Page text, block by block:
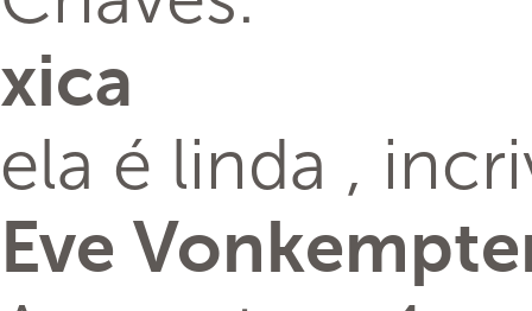
xica
ela é linda ,
Eve